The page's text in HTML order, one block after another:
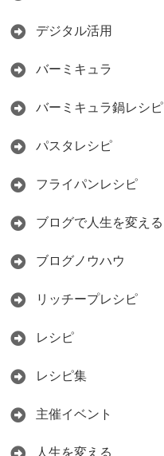
デジタル活用
バーミキュラ
バーミキュラ鍋レシピ
パスタレシピ
フライパンレシピ
ブログで人生を変える
ブログノウハウ
リッチープレシピ
レシピ
レシピ集
主催イベント
人生を変える